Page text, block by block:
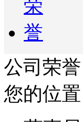
公司荣誉
您的位置